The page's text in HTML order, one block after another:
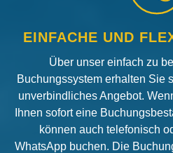
EINFACHE UND
Über unser einfach zu
Buchungssystem erhalten Sie
unverbindliches Angebot.
Ihnen sofort eine
können auch telefonisch
WhatsApp buchen. Die